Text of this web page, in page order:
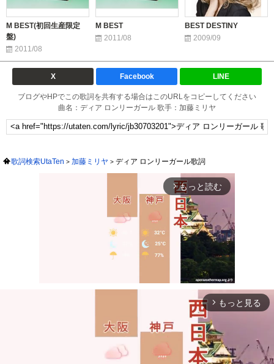
M BEST(初回生産限定
盤)
2011/08
M BEST
2011/08
BEST DESTINY
2009/09
X Facebook LINE
ブログやHPでこの歌詞を共有する場合はこのURLをコピーしてください
曲名：ディア ロンリーガール 歌手：加藤ミリヤ
歌詞検索UtaTen 加藤ミリヤ ディア ロンリーガール歌詞
arrow_forward_ios もっと読む
Mute
arrow_forward_ios もっと見る